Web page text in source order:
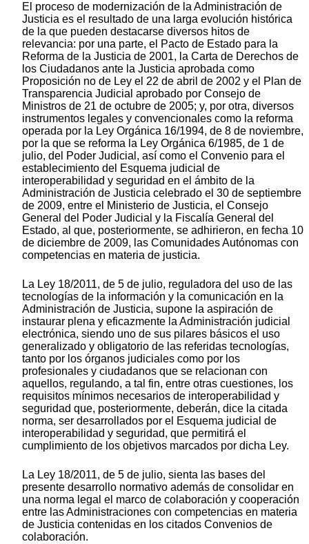
El proceso de modernización de la Administración de
Justicia es el resultado de una larga evolución histórica
de la que pueden destacarse diversos hitos de
relevancia: por una parte, el Pacto de Estado para la
Reforma de la Justicia de 2001, la Carta de Derechos de
los Ciudadanos ante la Justicia aprobada como
Proposición no de Ley el 22 de abril de 2002 y el Plan de
Transparencia Judicial aprobado por Consejo de
Ministros de 21 de octubre de 2005; y, por otra, diversos
instrumentos legales y convencionales como la reforma
operada por la Ley Orgánica 16/1994, de 8 de noviembre,
por la que se reforma la Ley Orgánica 6/1985, de 1 de
julio, del Poder Judicial, así como el Convenio para el
establecimiento del Esquema judicial de
interoperabilidad y seguridad en el ámbito de la
Administración de Justicia celebrado el 30 de septiembre
de 2009, entre el Ministerio de Justicia, el Consejo
General del Poder Judicial y la Fiscalía General del
Estado, al que, posteriormente, se adhirieron, en fecha 10
de diciembre de 2009, las Comunidades Autónomas con
competencias en materia de justicia.
La Ley 18/2011, de 5 de julio, reguladora del uso de las
tecnologías de la información y la comunicación en la
Administración de Justicia, supone la aspiración de
instaurar plena y eficazmente la Administración judicial
electrónica, siendo uno de sus pilares básicos el uso
generalizado y obligatorio de las referidas tecnologías,
tanto por los órganos judiciales como por los
profesionales y ciudadanos que se relacionan con
aquellos, regulando, a tal fin, entre otras cuestiones, los
requisitos mínimos necesarios de interoperabilidad y
seguridad que, posteriormente, deberán, dice la citada
norma, ser desarrollados por el Esquema judicial de
interoperabilidad y seguridad, que permitirá el
cumplimiento de los objetivos marcados por dicha Ley.
La Ley 18/2011, de 5 de julio, sienta las bases del
presente desarrollo normativo además de consolidar en
una norma legal el marco de colaboración y cooperación
entre las Administraciones con competencias en materia
de Justicia contenidas en los citados Convenios de
colaboración.